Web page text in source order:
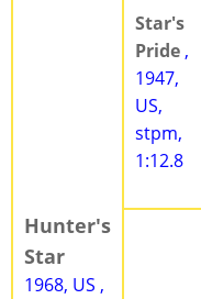
Hunter's
Star
1968, US ,
Star's
Pride ,
1947,
US,
stpm,
1:12.8